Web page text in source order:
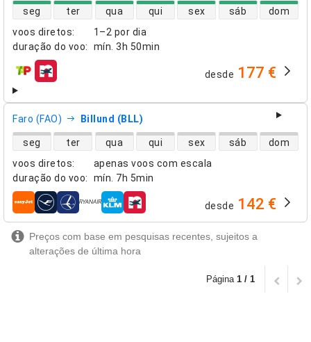
voos diretos:
1–2 por dia
duração do voo: mín. 3h 50min
disponibilidade de voos diretos
seg ter qua qui sex sáb dom
companhias aéreas desde 177 €
Faro (FAO) Billund (BLL)
voos diretos:
apenas voos com escala
duração do voo: mín. 7h 5min
disponibilidade de voos diretos
seg ter qua qui sex sáb dom
companhias aéreas desde 142 €
Preços com base em pesquisas recentes, sujeitos a
alterações de última hora
Página 1 / 1